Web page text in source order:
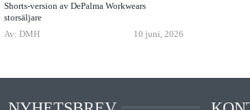
Shorts-version av DePalma Workwears
storsäljare
Av: DMH
10 juni, 2026